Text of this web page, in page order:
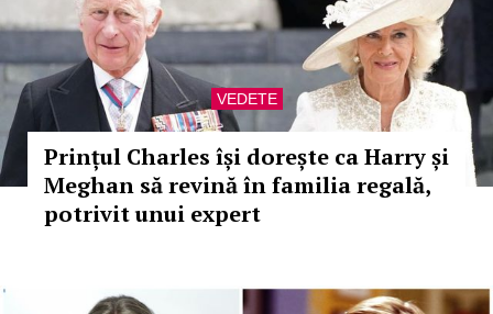
VEDETE
Prințul Charles își dorește ca Harry și
Meghan să revină în familia regală,
potrivit unui expert